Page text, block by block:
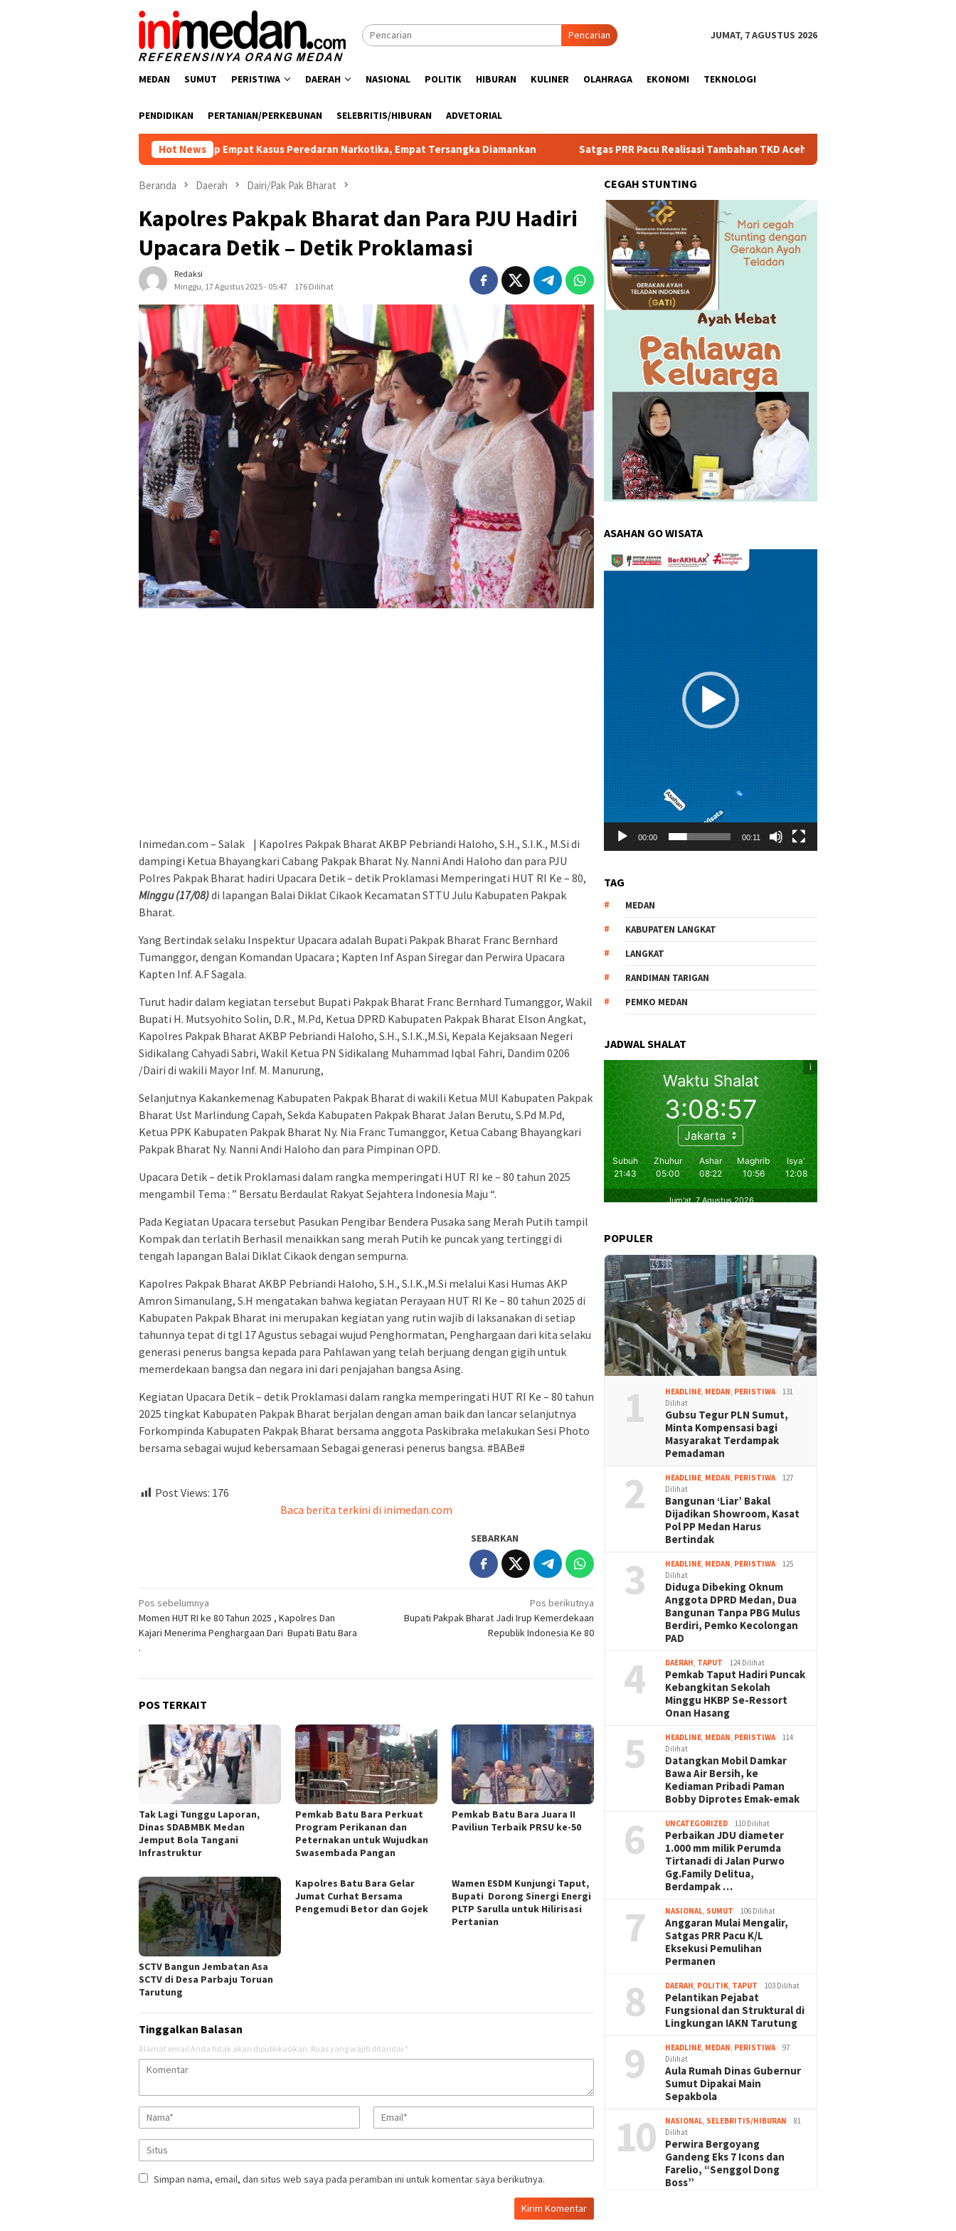
Pencarian JUMAT, 7 AGUSTUS 2026
MEDAN SUMUT PERISTIWA DAERAH NASIONAL POLITIK HIBURAN KULINER OLAHRAGA EKONOMI TEKNOLOGI
PENDIDIKAN PERTANIAN/PERKEBUNAN SELEBRITIS/HIBURAN ADVETORIAL
Hot News
Polres Batu Bara Ungkap Empat Kasus Peredaran Narkotika, Empat Tersangka Diamankan Satgas PRR Pacu Realisasi Tambahan TKD Aceh Rp1,65 Triliun, Pastikan Transparan dan
Beranda Daerah Dairi/Pak Pak Bharat
Kapolres Pakpak Bharat dan Para PJU Hadiri
Upacara Detik – Detik Proklamasi
Redaksi
Minggu, 17 Agustus 2025 - 05:47
176 Dilihat
Inimedan.com – Salak | Kapolres Pakpak Bharat AKBP Pebriandi Haloho, S.H., S.I.K., M.Si di
dampingi Ketua Bhayangkari Cabang Pakpak Bharat Ny. Nanni Andi Haloho dan para PJU
Polres Pakpak Bharat hadiri Upacara Detik – detik Proklamasi Memperingati HUT RI Ke – 80,
Minggu (17/08)di lapangan Balai Diklat Cikaok Kecamatan STTU Julu Kabupaten Pakpak
Bharat.
Yang Bertindak selaku Inspektur Upacara adalah Bupati Pakpak Bharat Franc Bernhard
Tumanggor, dengan Komandan Upacara ; Kapten Inf Aspan Siregar dan Perwira Upacara
Kapten Inf. A.F Sagala.
Turut hadir dalam kegiatan tersebut Bupati Pakpak Bharat Franc Bernhard Tumanggor, Wakil
Bupati H. Mutsyohito Solin, D.R., M.Pd, Ketua DPRD Kabupaten Pakpak Bharat Elson Angkat,
Kapolres Pakpak Bharat AKBP Pebriandi Haloho, S.H., S.I.K.,M.Si, Kepala Kejaksaan Negeri
Sidikalang Cahyadi Sabri, Wakil Ketua PN Sidikalang Muhammad Iqbal Fahri, Dandim 0206
/Dairi di wakili Mayor Inf. M. Manurung,
Selanjutnya Kakankemenag Kabupaten Pakpak Bharat di wakili Ketua MUI Kabupaten Pakpak
Bharat Ust Marlindung Capah, Sekda Kabupaten Pakpak Bharat Jalan Berutu, S.Pd M.Pd,
Ketua PPK Kabupaten Pakpak Bharat Ny. Nia Franc Tumanggor, Ketua Cabang Bhayangkari
Pakpak Bharat Ny. Nanni Andi Haloho dan para Pimpinan OPD.
Upacara Detik – detik Proklamasi dalam rangka memperingati HUT RI ke – 80 tahun 2025
mengambil Tema : ” Bersatu Berdaulat Rakyat Sejahtera Indonesia Maju “.
Pada Kegiatan Upacara tersebut Pasukan Pengibar Bendera Pusaka sang Merah Putih tampil
Kompak dan terlatih Berhasil menaikkan sang merah Putih ke puncak yang tertinggi di
tengah lapangan Balai Diklat Cikaok dengan sempurna.
Kapolres Pakpak Bharat AKBP Pebriandi Haloho, S.H., S.I.K.,M.Si melalui Kasi Humas AKP
Amron Simanulang, S.H mengatakan bahwa kegiatan Perayaan HUT RI Ke – 80 tahun 2025 di
Kabupaten Pakpak Bharat ini merupakan kegiatan yang rutin wajib di laksanakan di setiap
tahunnya tepat di tgl 17 Agustus sebagai wujud Penghormatan, Penghargaan dari kita selaku
generasi penerus bangsa kepada para Pahlawan yang telah berjuang dengan gigih untuk
memerdekaan bangsa dan negara ini dari penjajahan bangsa Asing.
Kegiatan Upacara Detik – detik Proklamasi dalam rangka memperingati HUT RI Ke – 80 tahun
2025 tingkat Kabupaten Pakpak Bharat berjalan dengan aman baik dan lancar selanjutnya
Forkompinda Kabupaten Pakpak Bharat bersama anggota Paskibraka melakukan Sesi Photo
bersama sebagai wujud kebersamaan Sebagai generasi penerus bangsa. #BABe#
Post Views: 176
Baca berita terkini di inimedan.com
SEBARKAN
Navigasi
pos
Pos sebelumnya
Momen HUT RI ke 80 Tahun 2025 , Kapolres Dan
Kajari Menerima Penghargaan Dari Bupati Batu Bara
.
Pos berikutnya
Bupati Pakpak Bharat Jadi Irup Kemerdekaan
Republik Indonesia Ke 80
POS TERKAIT
Tak Lagi Tunggu Laporan,
Dinas SDABMBK Medan
Jemput Bola Tangani
Infrastruktur
Pemkab Batu Bara Perkuat
Program Perikanan dan
Peternakan untuk Wujudkan
Swasembada Pangan
Pemkab Batu Bara Juara II
Paviliun Terbaik PRSU ke-50
SCTV Bangun Jembatan Asa
SCTV di Desa Parbaju Toruan
Tarutung
Kapolres Batu Bara Gelar
Jumat Curhat Bersama
Pengemudi Betor dan Gojek
Wamen ESDM Kunjungi Taput,
Bupati Dorong Sinergi Energi
PLTP Sarulla untuk Hilirisasi
Pertanian
Tinggalkan Balasan
Alamat email Anda tidak akan dipublikasikan. Ruas yang wajib ditandai *
Simpan nama, email, dan situs web saya pada peramban ini untuk komentar saya berikutnya.
CEGAH STUNTING
ASAHAN GO WISATA
Pemutar
Video
00:00 00:11
TAG
MEDAN
KABUPATEN LANGKAT
LANGKAT
RANDIMAN TARIGAN
PEMKO MEDAN
JADWAL SHALAT
POPULER
1 HEADLINE, MEDAN, PERISTIWA
131
Dilihat
Gubsu Tegur PLN Sumut,
Minta Kompensasi bagi
Masyarakat Terdampak
Pemadaman
2 HEADLINE, MEDAN, PERISTIWA
127
Dilihat
Bangunan ‘Liar’ Bakal
Dijadikan Showroom, Kasat
Pol PP Medan Harus
Bertindak
3 HEADLINE, MEDAN, PERISTIWA
125
Dilihat
Diduga Dibeking Oknum
Anggota DPRD Medan, Dua
Bangunan Tanpa PBG Mulus
Berdiri, Pemko Kecolongan
PAD
4 DAERAH, TAPUT 124 Dilihat
Pemkab Taput Hadiri Puncak
Kebangkitan Sekolah
Minggu HKBP Se-Ressort
Onan Hasang
5 HEADLINE, MEDAN, PERISTIWA
114
Dilihat
Datangkan Mobil Damkar
Bawa Air Bersih, ke
Kediaman Pribadi Paman
Bobby Diprotes Emak-emak
6 UNCATEGORIZED 110 Dilihat
Perbaikan JDU diameter
1.000 mm milik Perumda
Tirtanadi di Jalan Purwo
Gg.Family Delitua,
Berdampak …
7 NASIONAL, SUMUT 106 Dilihat
Anggaran Mulai Mengalir,
Satgas PRR Pacu K/L
Eksekusi Pemulihan
Permanen
8 DAERAH, POLITIK, TAPUT 103 Dilihat
Pelantikan Pejabat
Fungsional dan Struktural di
Lingkungan IAKN Tarutung
9 HEADLINE, MEDAN, PERISTIWA
97
Dilihat
Aula Rumah Dinas Gubernur
Sumut Dipakai Main
Sepakbola
10 NASIONAL, SELEBRITIS/HIBURAN
81
Dilihat
Perwira Bergoyang
Gandeng Eks 7 Icons dan
Farelio, “Senggol Dong
Boss”